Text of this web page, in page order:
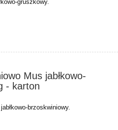
gruszkowy.
Mus jabłkowo-
- karton
brzoskwiniowy.